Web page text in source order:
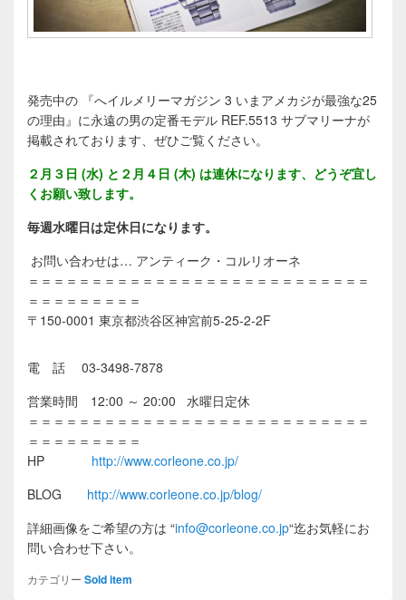
発売中の 『へイルメリーマガジン 3 いまアメカジが最強な25
の理由』に永遠の男の定番モデル REF.5513 サブマリーナが
掲載されております、ぜひご覧ください。
２月３日 (水) と２月４日 (木) は連休になります、どうぞ宜し
くお願い致します。
毎週水曜日は定休日になります。
お問い合わせは… アンティーク・コルリオーネ
＝＝＝＝＝＝＝＝＝＝＝＝＝＝＝＝＝＝＝＝＝＝＝＝＝＝＝
＝＝＝＝＝＝＝＝＝
〒150-0001 東京都渋谷区神宮前5-25-2-2F
電 話 03-3498-7878
営業時間 12:00 ～ 20:00 水曜日定休
＝＝＝＝＝＝＝＝＝＝＝＝＝＝＝＝＝＝＝＝＝＝＝＝＝＝＝
＝＝＝＝＝＝＝＝＝
HP
http://www.corleone.co.jp/
BLOG http://www.corleone.co.jp/blog/
詳細画像をご希望の方は “info@corleone.co.jp“迄お気軽にお
問い合わせ下さい。
カテゴリー Sold item